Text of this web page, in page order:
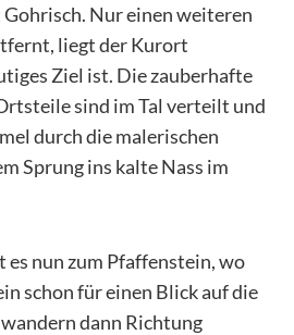
Nur einen weiteren
liegt der Kurort
Ziel ist. Die zauberhafte
sind im Tal verteilt und
durch die malerischen
Sprung ins kalte Nass im
es nun zum Pfaffenstein, wo
schon für einen Blick auf die
dann Richtung